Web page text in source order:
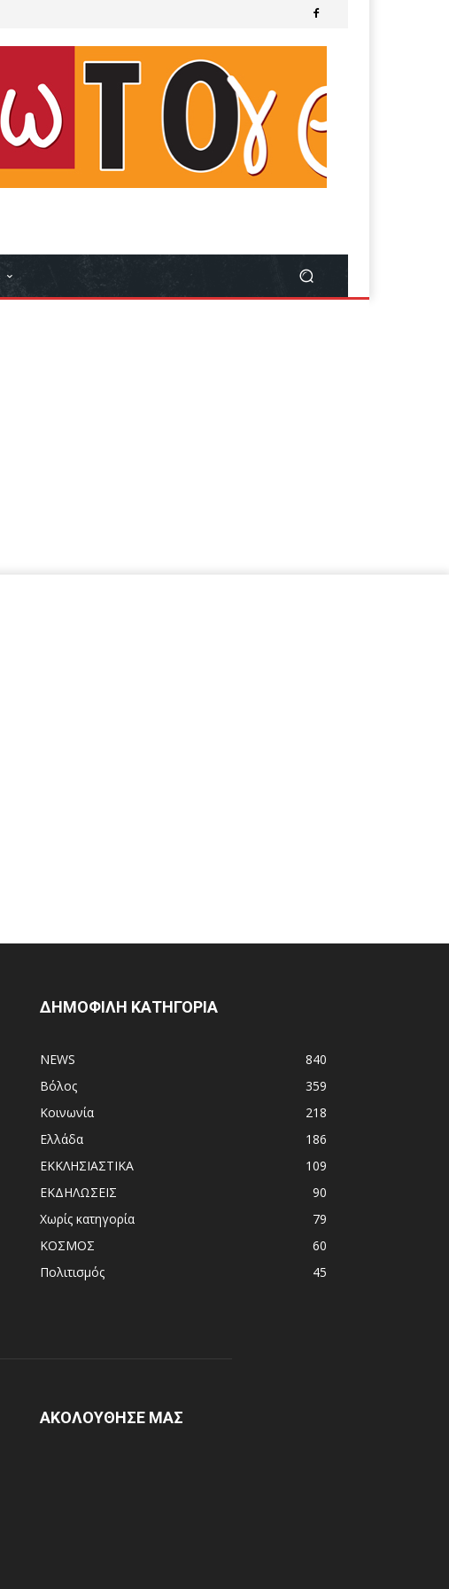
ΔΗΜΟΦΙΛΗ ΚΑΤΗΓΟΡΙΑ
NEWS
840
Βόλος
359
Κοινωνία
218
Ελλάδα
186
ΕΚΚΛΗΣΙΑΣΤΙΚΑ
109
ΕΚΔΗΛΩΣΕΙΣ
90
Χωρίς κατηγορία
79
ΚΟΣΜΟΣ
60
Πολιτισμός
45
ΑΚΟΛΟΥΘΗΣΕ ΜΑΣ